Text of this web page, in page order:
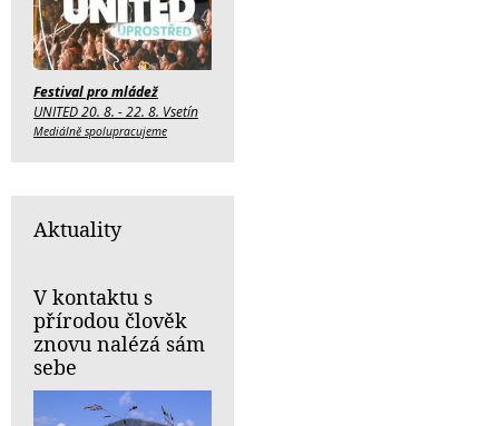
Festival pro mládež
UNITED 20. 8. - 22. 8. Vsetín
Mediálně spolupracujeme
Aktuality
V kontaktu s
přírodou člověk
znovu nalézá sám
sebe